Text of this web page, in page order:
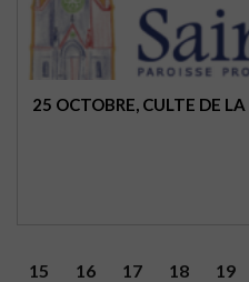
25 OCTOBRE, CULTE DE
15 16 17 18 19